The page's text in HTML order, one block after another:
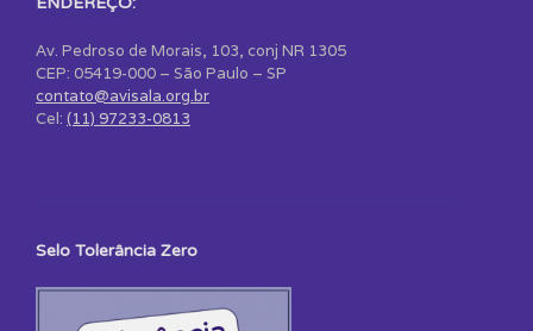
Av. Pedroso de Morais, 103, conj NR 1305
CEP: 05419-000 – São Paulo – SP
contato@avisala.org.br
Cel: (11) 97233-0813
Selo Tolerância Zero